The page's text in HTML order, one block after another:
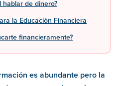
hablar de dinero?
la Educación Financiera
financieramente?
es abundante pero la